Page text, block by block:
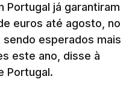
Portugal já garantiram
euros até agosto, no
esperados mais
este ano, disse à
Portugal.